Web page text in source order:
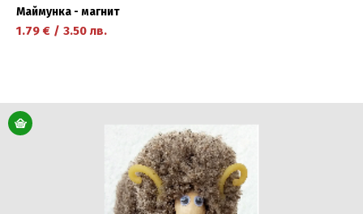
Маймунка - магнит
1.79 € / 3.50 лв.
научете повече